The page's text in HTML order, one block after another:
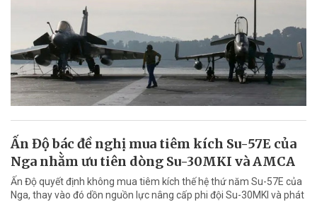
Ấn Độ bác đề nghị mua tiêm kích Su-57E của
Nga nhằm ưu tiên dòng Su-30MKI và AMCA
Ấn Độ quyết định không mua tiêm kích thế hệ thứ năm Su-57E của
Nga, thay vào đó dồn nguồn lực nâng cấp phi đội Su-30MKI và phát